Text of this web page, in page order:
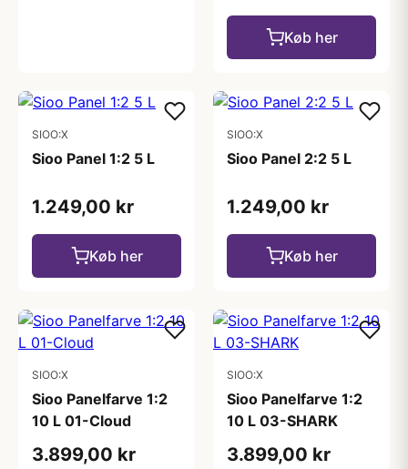
Køb her
SIOO:X
Sioo Panel 1:2 5 L
1.249,00 kr
Køb her
SIOO:X
Sioo Panel 2:2 5 L
1.249,00 kr
Køb her
SIOO:X
Sioo Panelfarve 1:2
10 L 01-Cloud
3.899,00 kr
SIOO:X
Sioo Panelfarve 1:2
10 L 03-SHARK
3.899,00 kr